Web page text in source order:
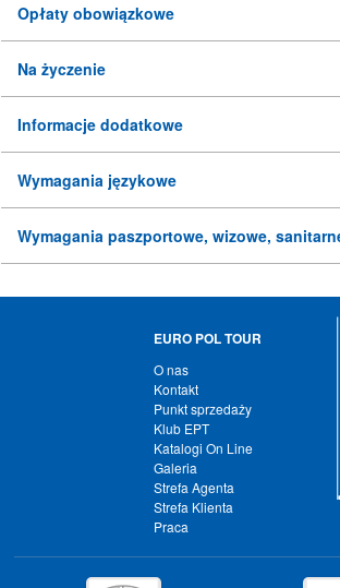
Opłaty obowiązkowe
Na życzenie
Informacje dodatkowe
Wymagania językowe
Wymagania paszportowe, wizowe,
EURO POL TOUR
O nas
Kontakt
Punkt sprzedaży
Klub EPT
Katalogi On Line
Galeria
Strefa Agenta
Strefa Klienta
Praca